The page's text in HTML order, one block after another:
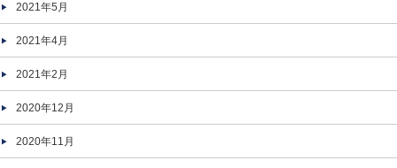
2021年5月
2021年4月
2021年2月
2020年12月
2020年11月